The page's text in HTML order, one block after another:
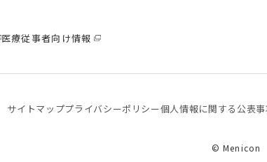
医療従事者向け情報
サイトマッププライバシーポリシー個⼈情報に関する公表事
© Menicon